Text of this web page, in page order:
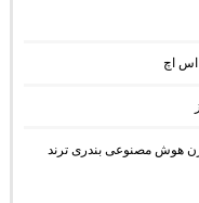
زن هوش مصنوعی بندری ترند